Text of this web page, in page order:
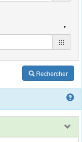
Rechercher